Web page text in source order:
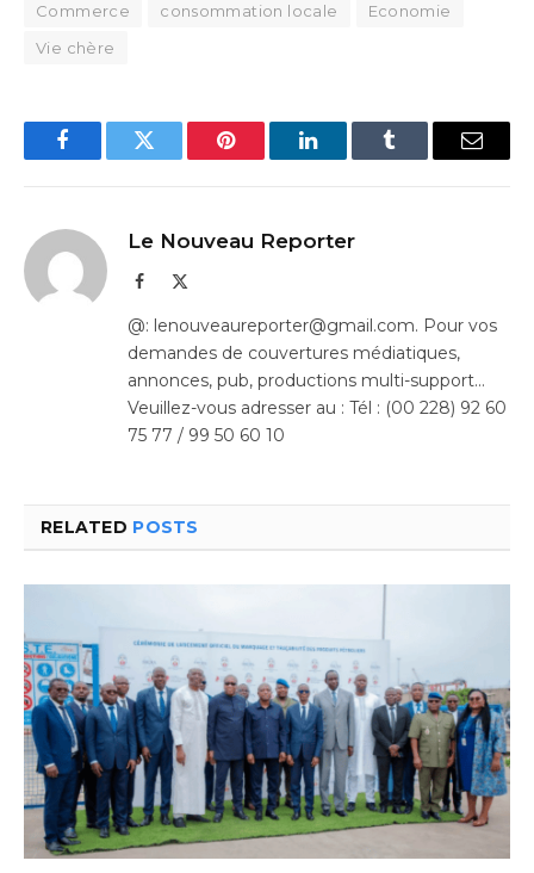
Commerce consommation locale
Economie
Vie chère
FacebookTwitter Pinterest LinkedInTumblr Email
Le Nouveau Reporter
Facebook
@: lenouveaureporter@gmail.com. Pour vos
demandes de couvertures médiatiques,
annonces, pub, productions multi-support…
Veuillez-vous adresser au : Tél : (00 228) 92 60
75 77 / 99 50 60 10
RELATED POSTS